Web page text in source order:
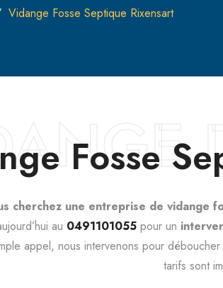
Vidange Fosse Septique Rixensart
Fosse
cherchez une entreprise de vidange
au 0491101055pour un
appel, nous intervenons pour
tarifs sont